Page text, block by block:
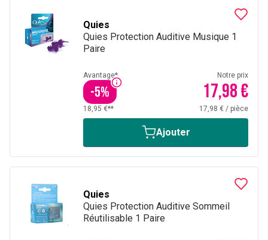
Quies
Quies Protection Auditive Musique 1
Paire
Avantage*
-5%
Notre prix
17,98 €
18,95 €** 17,98 € / pièce
Ajouter
Quies
Quies Protection Auditive Sommeil
Réutilisable 1 Paire